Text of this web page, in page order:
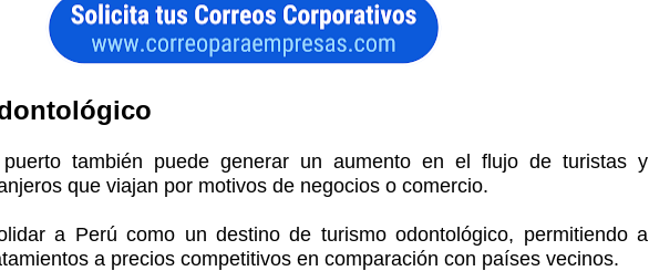
también puede generar un aumento en el flujo de turistas y
que viajan por motivos de negocios o comercio.
a Perú como un destino de turismo odontológico, permitiendo a
a precios competitivos en comparación con países vecinos.